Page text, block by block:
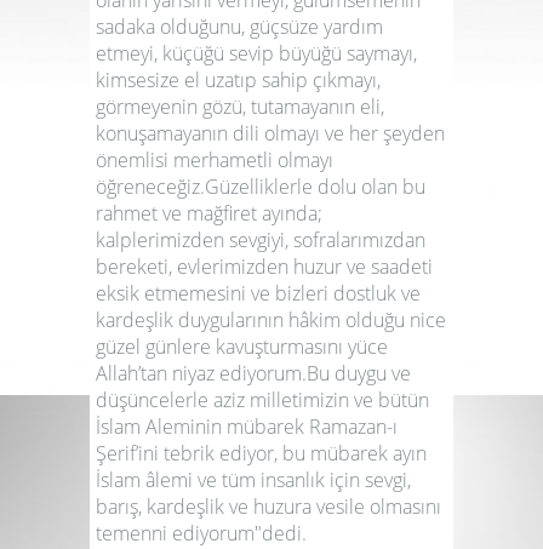
sadaka olduğunu, güçsüze yardım
etmeyi, küçüğü sevip büyüğü saymayı,
kimsesize el uzatıp sahip çıkmayı,
görmeyenin gözü, tutamayanın eli,
konuşamayanın dili olmayı ve her şeyden
önemlisi merhametli olmayı
öğreneceğiz.Güzelliklerle dolu olan bu
rahmet ve mağfiret ayında;
kalplerimizden sevgiyi, sofralarımızdan
bereketi, evlerimizden huzur ve saadeti
eksik etmemesini ve bizleri dostluk ve
kardeşlik duygularının hâkim olduğu nice
güzel günlere kavuşturmasını yüce
Allah’tan niyaz ediyorum.Bu duygu ve
düşüncelerle aziz milletimizin ve bütün
İslam Aleminin mübarek Ramazan-ı
Şerif’ini tebrik ediyor, bu mübarek ayın
İslam âlemi ve tüm insanlık için sevgi,
barış, kardeşlik ve huzura vesile olmasını
temenni ediyorum"dedi.